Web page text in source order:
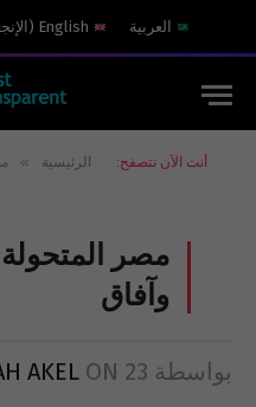
العربية English
(
أنت الآن تتصفح: الرئيسية »
مصر
وآفاق
بواسطة AKEL ON 23 سبتمبر 2011